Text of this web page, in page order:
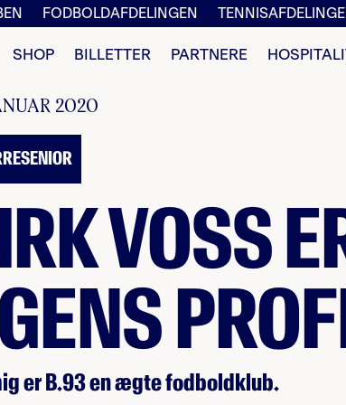
FODBOLDAFDELINGEN
SHOP BILLETTER PARTNERE
2020
VOSS
er B.93 en ægte fodboldklub.